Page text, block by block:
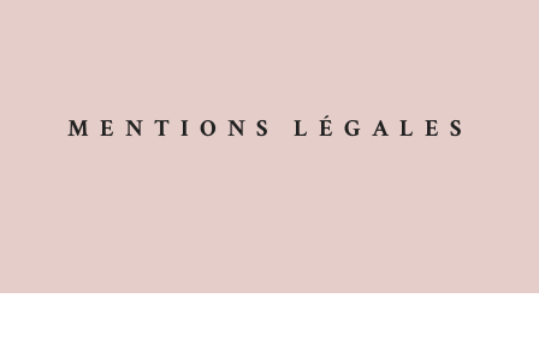
MENTIONS LÉGALES